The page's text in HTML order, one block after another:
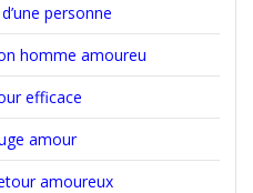
personne
homme amoureu
efficace
amour
amoureux